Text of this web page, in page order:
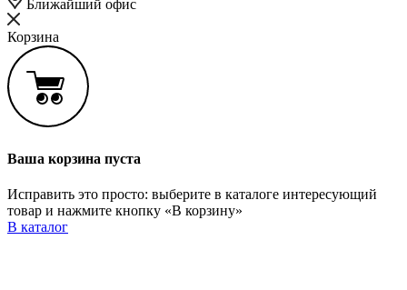
Ближайший офис
Корзина
Ваша корзина пуста
Исправить это просто: выберите в каталоге интересующий
товар и нажмите кнопку «В корзину»
В каталог